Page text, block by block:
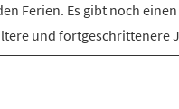
Ferien. Es gibt noch
und fortgeschrittenere